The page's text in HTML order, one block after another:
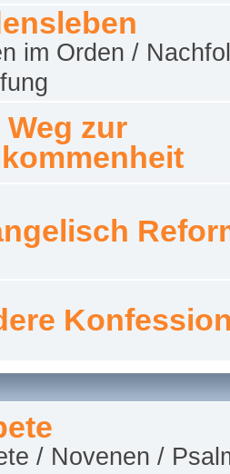
im Orden /
Weg zur
/ Novenen /